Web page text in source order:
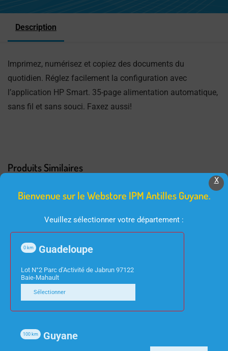
Description
Imprimez, numérisez et copiez des documents du
quotidien. Réglez facilement la configuration avec
l’application HP Smart. 35-page alimentation automatique,
sans fil et sans souci. Faxez aussi!
Produits Similaires
INFORMATIQUE
DISQUE DUR SSD
240GO CRUCIAL BX500
CR00131
INFORMATIQUE
CORDON SPIRALE NOIR
RJ9 4/4 1.80m
X
Bienvenue sur le Webstore IPM Antilles Guyane.
Veuillez sélectionner votre département :
Guadeloupe
0 km
Lot N°2 Parc d’Activité de Jabrun 97122
Baie-Mahault
Sélectionner
Guyane
100 km